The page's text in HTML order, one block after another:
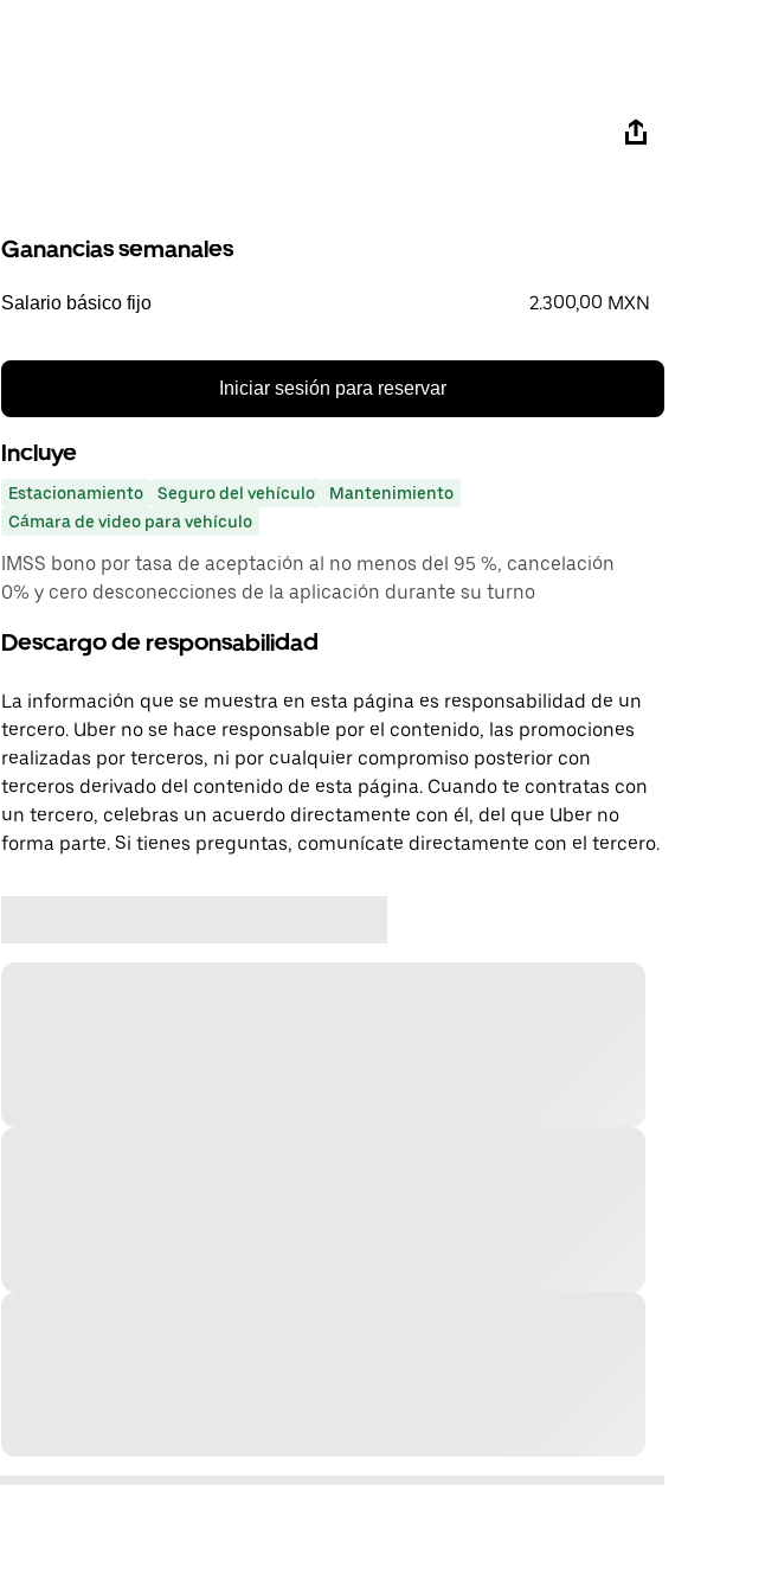
Ganancias semanales
Salario básico fijo 2.300,00 MXN
Iniciar sesión para reservar
Incluye
Estacionamiento Seguro del vehículo
Mantenimiento
Cámara de video para vehículo
IMSS bono por tasa de aceptación al no menos del 95 %, cancelación
0% y cero desconecciones de la aplicación durante su turno
Descargo de responsabilidad
La información que se muestra en esta página es responsabilidad de un
tercero. Uber no se hace responsable por el contenido, las promociones
realizadas por terceros, ni por cualquier compromiso posterior con
terceros derivado del contenido de esta página. Cuando te contratas con
un tercero, celebras un acuerdo directamente con él, del que Uber no
forma parte. Si tienes preguntas, comunícate directamente con el tercero.